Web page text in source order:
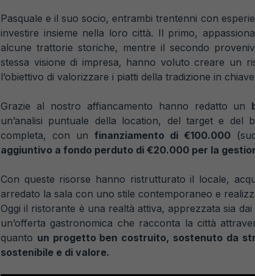
Pasquale e il suo socio, entrambi trentenni con
investire insieme nella loro città. Il primo,
alcune trattorie storiche, mentre il secondo
stessa visione di impresa, hanno voluto creare un
l’obiettivo di valorizzare i piatti della tradizione in
Grazie al nostro affiancamento hanno redatto un
un’analisi puntuale della location, del target e del
completa, con unfinanziamento di €100.000
aggiuntivo a fondo perduto di €20.000 per la
Con queste risorse hanno ristrutturato il locale,
arredato la sala con uno stile contemporaneo e
Oggi il ristorante è una realtà attiva, apprezzata sia
un’offerta gastronomica che racconta la città
quanto un progetto ben costruito, sostenuto da
sostenibile e di valore.